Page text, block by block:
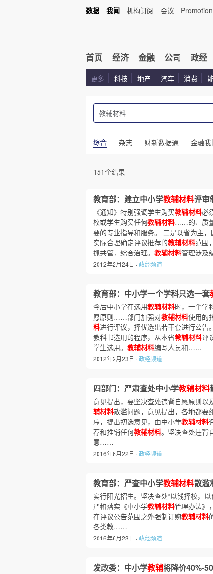
数据 我闻 机构订阅 会议 Promotion
首页 经济 金融 公司 政经
更多 科技 地产 汽车 消费
综合 杂志 财新数据通 金融我
151个结果
教育部：建立中小学教辅材料评审
《通知》特别强调学生购买教辅材料必
校或学生购买任何教辅材料……的、质
要的专业指导和服务。 二是以省为主
实际合理确定评议推荐的教辅材料范围
抓共管，综合治理。 教辅材料管理涉
2012年2月24日 ·政经频道
教育部：中小学一个学科只选一套
今后中小学在选用教辅材料时，一个学
愿原则……部门加强对教辅材料使用的
料进行评议，择优选出若干套进行公告
教科书选用的程序，从本省教辅材料评
学生选用。 教辅材料编写人员和……
2012年2月23日 ·政经频道
四部门：严肃查处中小学教辅材料
意见提出，要坚决查处违背自愿原则以
辅材料散滥问题，意见提出，各地都要
序，提出初选意见，由中小学教辅材料
荐和推销任何教辅材料。坚决查处违背
意……
2016年6月22日 ·政经频道
教育部：严查中小学教辅材料散滥
实行阳光招生。坚决查处“以钱择校，
严格落实《中小学教辅材料管理办法》
在评议公告范围之外强制订购教辅材料
各类教……
2016年6月23日 ·政经频道
发改委：中小学教辅将降价40%-